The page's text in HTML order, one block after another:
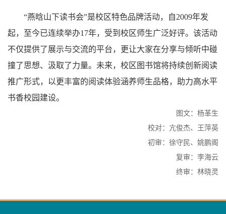
“燕晗山下读书会”是校区特色品牌活动，自2009年发
起，至今已连续举办17年，受到校区师生广泛好评。该活动
不仅提供了展示与交流的平台，更让大家在分享与倾听中碰
撞了思想、汲取了力量。未来，校区图书馆将持续创新阅读
推广形式，以更丰富的阅读体验涵养师生品格，助力高水平
书香校园建设。
图文：杨革生
校对：亢俊杰、王萍英
初审：徐守民、姚鹏阁
复审：李海云
终审：林晓灵